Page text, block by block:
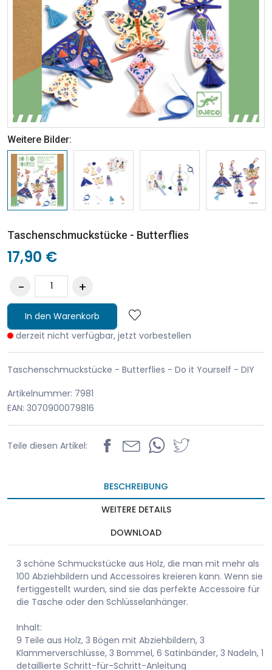
Weitere Bilder:
Taschenschmuckstücke - Butterflies
17,90 €
In den Warenkorb
derzeit nicht verfügbar, jetzt vorbestellen
Taschenschmuckstücke - Butterflies - Do it Yourself - DIY
Artikelnummer: 7981
EAN: 3070900079816
Teile diesen Artikel:
BESCHREIBUNG
WEITERE DETAILS
DOWNLOAD
3 schöne Schmuckstücke aus Holz, die man mit mehr als
100 Abziehbildern und Accessoires kreieren kann. Wenn sie
fertiggestellt wurden, sind sie das perfekte Accessoire für
die Tasche oder den Schlüsselanhänger.
Inhalt:
9 Teile aus Holz, 3 Bögen mit Abziehbildern, 3
Klammerverschlüsse, 3 Bommel, 6 Satinbänder, 3 Nadeln, 1
detaillierte Schritt-für-Schritt-Anleitung